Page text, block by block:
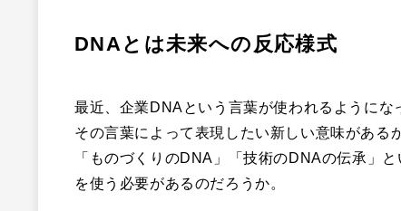
DNAとは未来への反応様式
最近、企業DNAという言葉が使われるようにな
その言葉によって表現したい新しい意味がある
「ものづくりのDNA」「技術のDNAの伝承」
を使う必要があるのだろうか。